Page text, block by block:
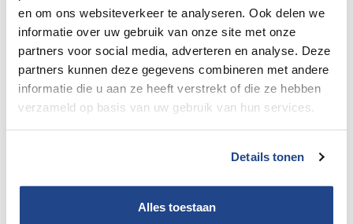
en om ons websiteverkeer te analyseren. Ook delen we
informatie over uw gebruik van onze site met onze
partners voor social media, adverteren en analyse. Deze
partners kunnen deze gegevens combineren met andere
informatie die u aan ze heeft verstrekt of die ze hebben
verzameld op basis van uw gebruik van hun services.
Details tonen
Alles toestaan